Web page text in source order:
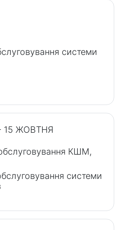
системи
15 ЖОВТНЯ
КШМ,
системи